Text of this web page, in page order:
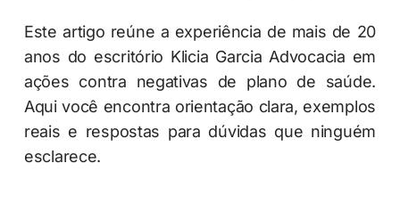
Este artigo reúne a experiência de mais de 20
anos do escritório Klicia Garcia Advocacia em
ações contra negativas de plano de saúde.
Aqui você encontra orientação clara, exemplos
reais e respostas para dúvidas que ninguém
esclarece.